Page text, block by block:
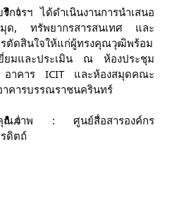
การฯ ได้ดำเนินงานการนำเสนอ
มุด, ทรัพยากรสารสนเทศ และ
รตัดสินใจให้แก่ผู้ทรงคุณวุฒิพร้อม
ยี่ยมและประเมิน ณ ห้องประชุม
คาร ICIT และห้องสมุดคณะ
คารบรรณราชนครินทร์
ภาพ : ศูนย์สื่อสารองค์กร
ดิตถ์